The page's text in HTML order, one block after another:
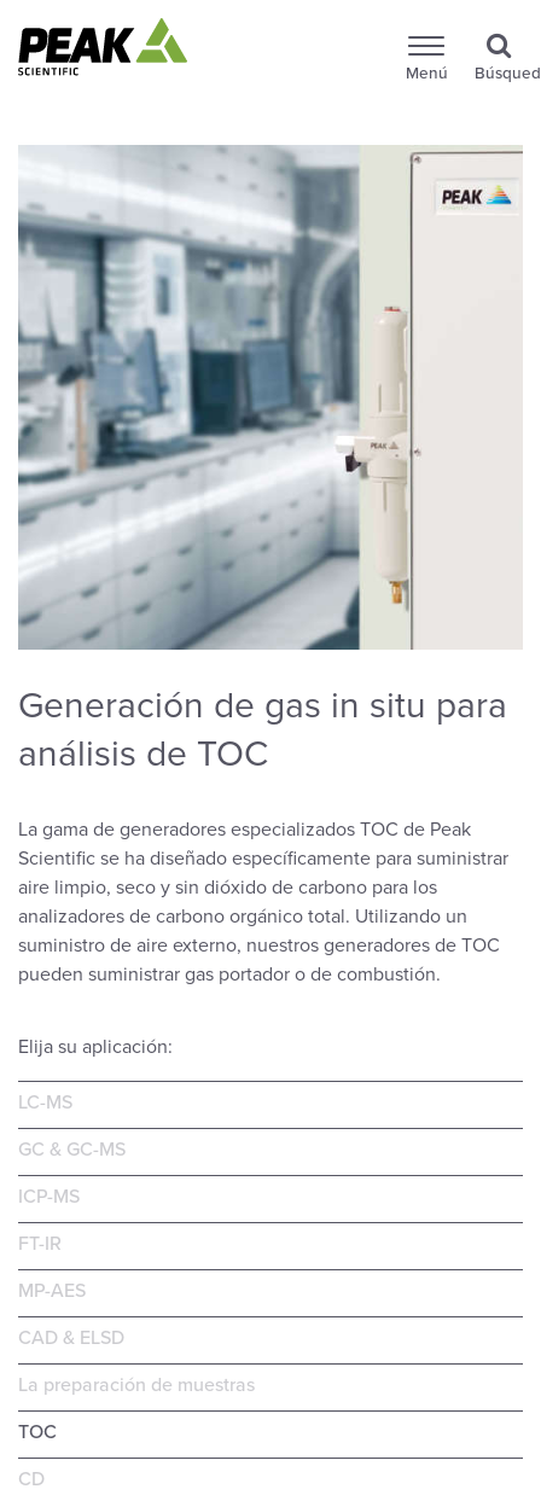
Menú
Elija su aplicación:
LC-MS
GC & GC-MS
ICP-MS
FT-IR
MP-AES
CAD & ELSD
La preparación de muestras
TOC
CD
Generación de gas in situ para
análisis de TOC
La gama de generadores especializados TOC de Peak
Scientific se ha diseñado específicamente para suministrar
aire limpio, seco y sin dióxido de carbono para los
analizadores de carbono orgánico total. Utilizando un
suministro de aire externo, nuestros generadores de TOC
pueden suministrar gas portador o de combustión.